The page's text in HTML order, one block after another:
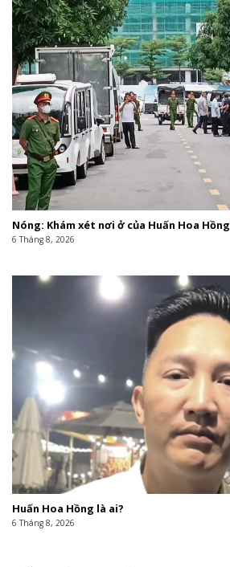
Nóng: Khám xét nơi ở của Huấn Hoa Hồng
6 Tháng 8, 2026
Huấn Hoa Hồng là ai?
6 Tháng 8, 2026